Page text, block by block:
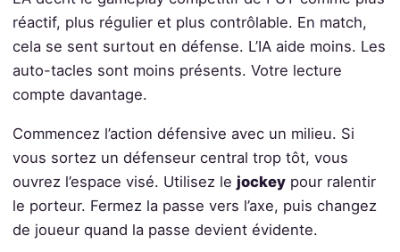
réactif, plus régulier et plus contrôlable. En match,
cela se sent surtout en défense. L’IA aide moins. Les
auto-tacles sont moins présents. Votre lecture
compte davantage.
Commencez l’action défensive avec un milieu. Si
vous sortez un défenseur central trop tôt, vous
ouvrez l’espace visé. Utilisez le jockeypour ralentir
le porteur. Fermez la passe vers l’axe, puis changez
de joueur quand la passe devient évidente.